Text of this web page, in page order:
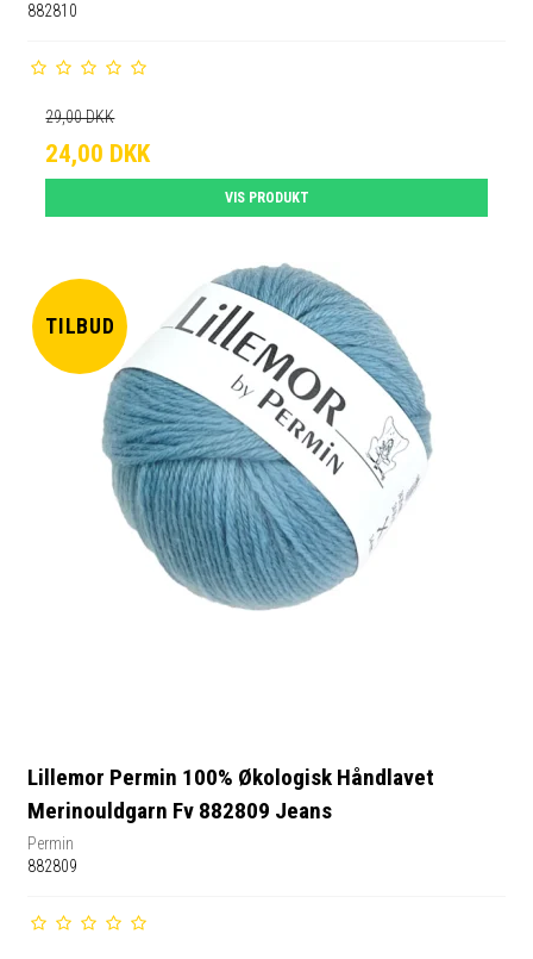
882810
29,00 DKK
24,00 DKK
VIS PRODUKT
TILBUD
Lillemor Permin 100% Økologisk Håndlavet
Merinouldgarn Fv 882809 Jeans
Permin
882809